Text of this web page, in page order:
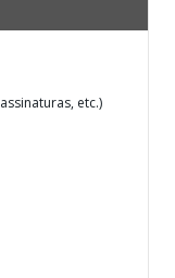
etc.)